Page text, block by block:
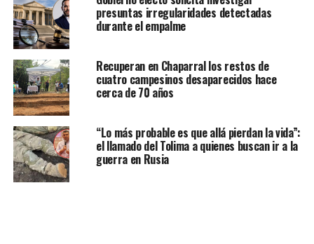
presuntas irregularidades detectadas
durante el empalme
Recuperan en Chaparral los restos de
cuatro campesinos desaparecidos hace
cerca de 70 años
“Lo más probable es que allá pierdan la vida”:
el llamado del Tolima a quienes buscan ir a la
guerra en Rusia